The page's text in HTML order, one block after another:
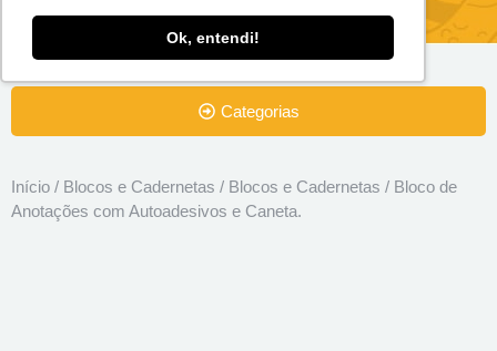
Ok, entendi!
Categorias
Início / Blocos e Cadernetas / Blocos e Cadernetas / Bloco de
Anotações com Autoadesivos e Caneta.